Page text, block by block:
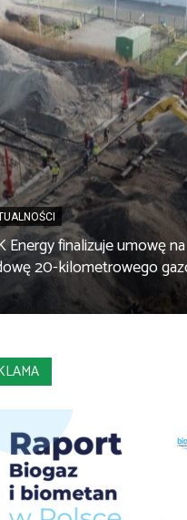
Energy finalizuje umowę na
20-kilometrowego